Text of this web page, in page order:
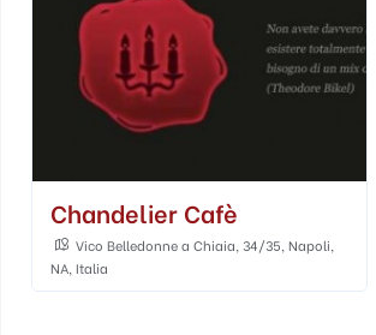
Chandelier Cafè
Vico Belledonne a Chiaia, 34/35, Napoli,
NA, Italia